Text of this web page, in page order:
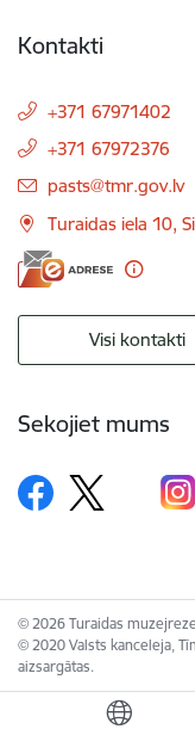
Kontakti
+371 67971402
+371 67972376
E-pasts:
pasts@tmr.gov.lv
Turaidas iela 10,
Visi kontakti
Sekojiet mums
© 2026 Turaidas
© 2020 Valsts kanceleja,
aizsargātas.